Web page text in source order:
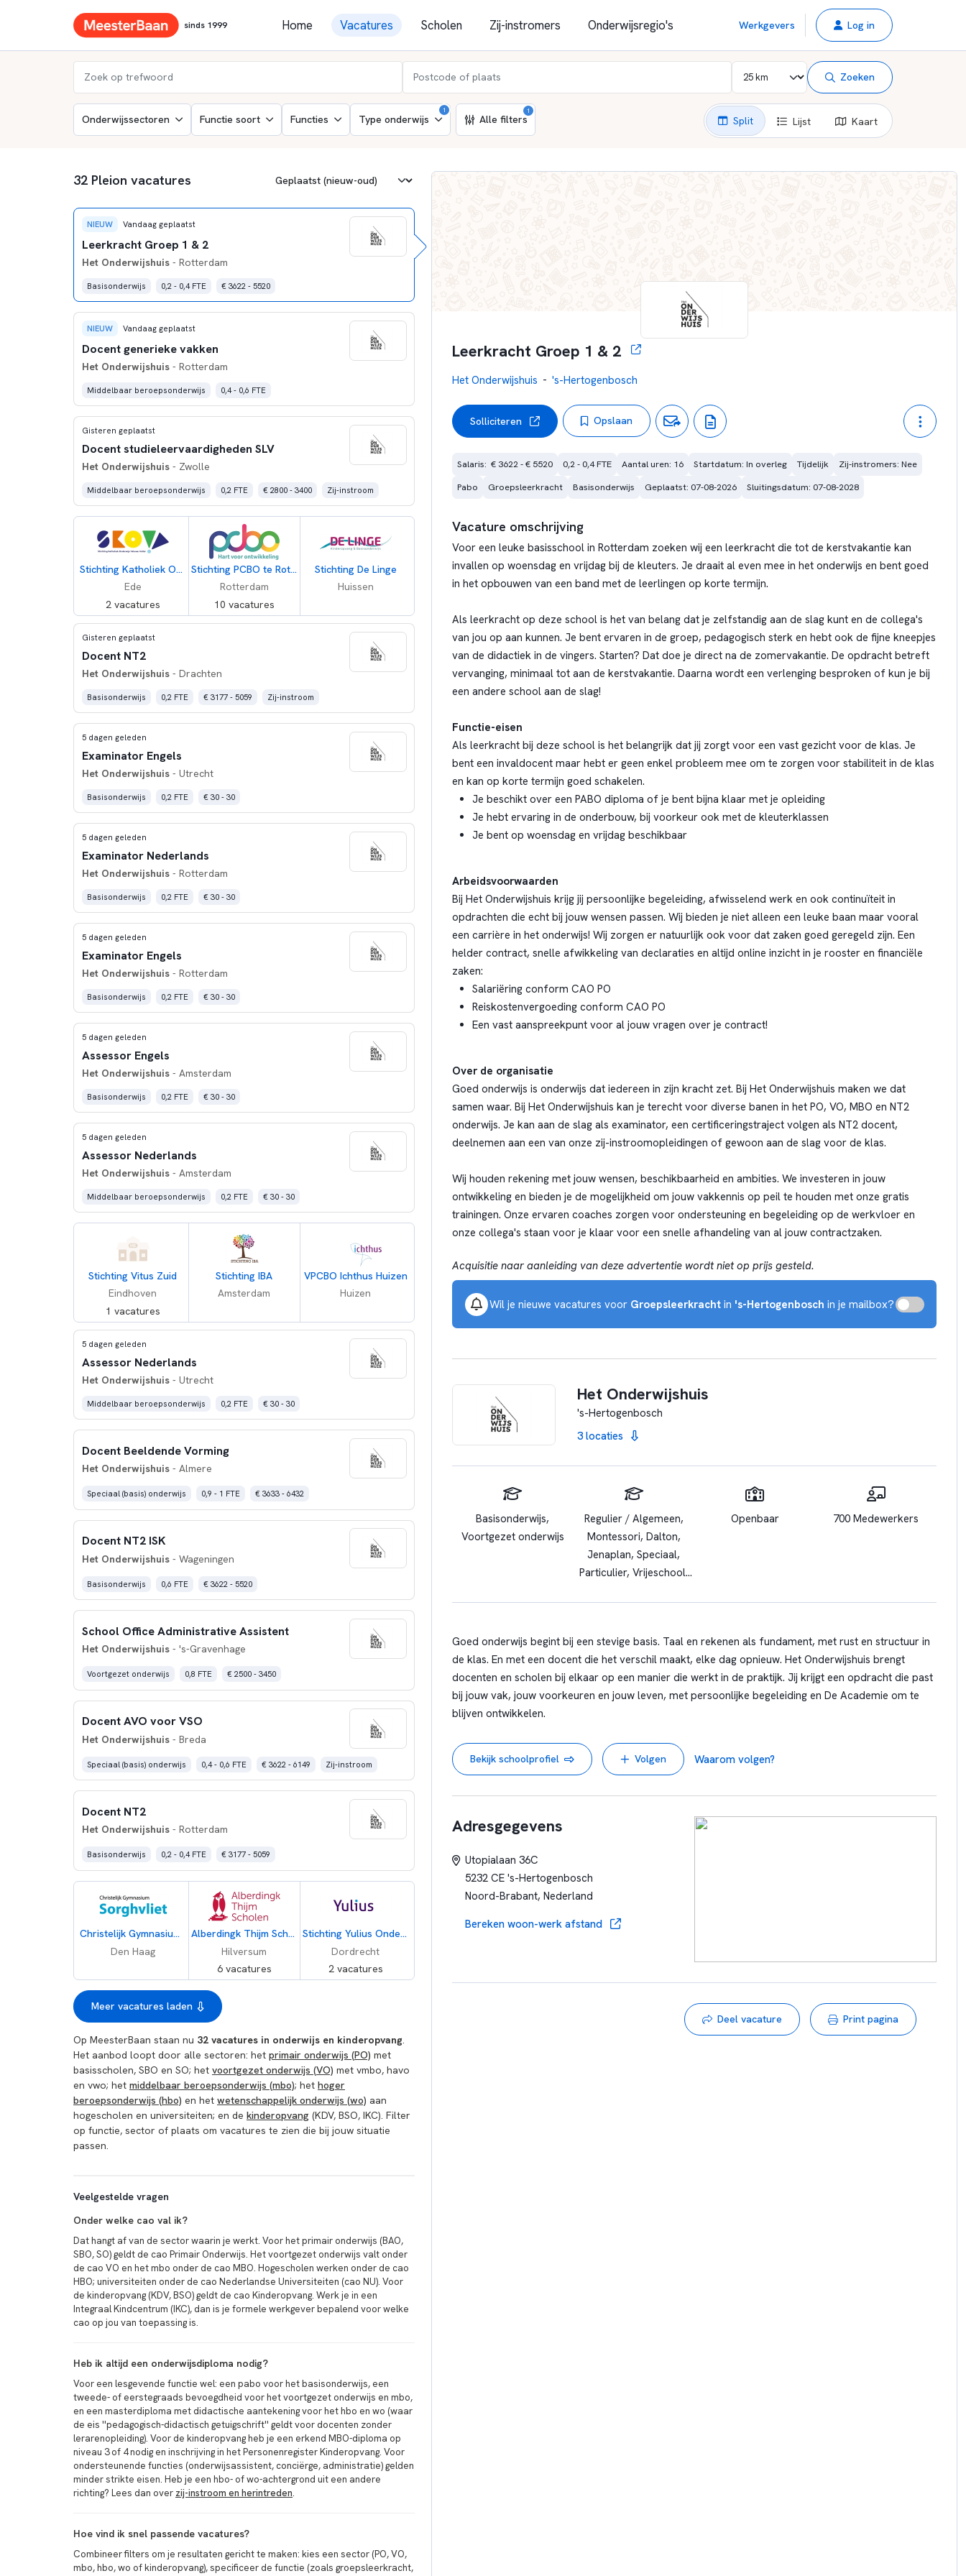
sinds 1999 Home Vacatures Scholen Zij-instromers Onderwijsregio's Werkgevers Log in
Zoeken
Onderwijssectoren Functie soort Functies Type onderwijs
1
Alle filters
1
Split Lijst Kaart
32 Pleion vacatures
NIEUW Vandaag geplaatst
Leerkracht Groep 1 & 2
Het Onderwijshuis- Rotterdam
Basisonderwijs 0,2 - 0,4 FTE € 3622 - 5520
NIEUW Vandaag geplaatst
Docent generieke vakken
Het Onderwijshuis- Rotterdam
Middelbaar beroepsonderwijs 0,4 - 0,6 FTE
Gisteren geplaatst
Docent studieleervaardigheden SLV
Het Onderwijshuis- Zwolle
Middelbaar beroepsonderwijs 0,2 FTE € 2800 - 3400 Zij-instroom
Stichting Katholiek Onderwijs Veluwe Vallei
Ede
2 vacatures
Stichting PCBO te Rotterdam-Zuid
Rotterdam
10 vacatures
Stichting De Linge
Huissen
Gisteren geplaatst
Docent NT2
Het Onderwijshuis- Drachten
Basisonderwijs 0,2 FTE € 3177 - 5059 Zij-instroom
5 dagen geleden
Examinator Engels
Het Onderwijshuis- Utrecht
Basisonderwijs 0,2 FTE € 30 - 30
5 dagen geleden
Examinator Nederlands
Het Onderwijshuis- Rotterdam
Basisonderwijs 0,2 FTE € 30 - 30
5 dagen geleden
Examinator Engels
Het Onderwijshuis- Rotterdam
Basisonderwijs 0,2 FTE € 30 - 30
5 dagen geleden
Assessor Engels
Het Onderwijshuis- Amsterdam
Basisonderwijs 0,2 FTE € 30 - 30
5 dagen geleden
Assessor Nederlands
Het Onderwijshuis- Amsterdam
Middelbaar beroepsonderwijs 0,2 FTE € 30 - 30
Stichting Vitus Zuid
Eindhoven
1 vacatures
Stichting IBA
Amsterdam
VPCBO Ichthus Huizen
Huizen
5 dagen geleden
Assessor Nederlands
Het Onderwijshuis- Utrecht
Middelbaar beroepsonderwijs 0,2 FTE € 30 - 30
Docent Beeldende Vorming
Het Onderwijshuis- Almere
Speciaal (basis) onderwijs 0,9 - 1 FTE € 3633 - 6432
Docent NT2 ISK
Het Onderwijshuis- Wageningen
Basisonderwijs 0,6 FTE € 3622 - 5520
School Office Administrative Assistent
Het Onderwijshuis- 's-Gravenhage
Voortgezet onderwijs 0,8 FTE € 2500 - 3450
Docent AVO voor VSO
Het Onderwijshuis- Breda
Speciaal (basis) onderwijs 0,4 - 0,6 FTE € 3622 - 6149 Zij-instroom
Docent NT2
Het Onderwijshuis- Rotterdam
Basisonderwijs 0,2 - 0,4 FTE € 3177 - 5059
Christelijk Gymnasium Sorghvliet
Den Haag
Alberdingk Thijm Scholen
Hilversum
6 vacatures
Stichting Yulius Onderwijs
Dordrecht
2 vacatures
Meer vacatures laden
Op MeesterBaan staan nu 32 vacatures in onderwijs en kinderopvang.
Het aanbod loopt door alle sectoren: het primair onderwijs (PO) met
basisscholen, SBO en SO; het voortgezet onderwijs (VO) met vmbo, havo
en vwo; het middelbaar beroepsonderwijs (mbo); het hoger
beroepsonderwijs (hbo) en het wetenschappelijk onderwijs (wo) aan
hogescholen en universiteiten; en de kinderopvang (KDV, BSO, IKC). Filter
op functie, sector of plaats om vacatures te zien die bij jouw situatie
passen.
Veelgestelde vragen
Onder welke cao val ik?
Dat hangt af van de sector waarin je werkt. Voor het primair onderwijs (BAO,
SBO, SO) geldt de cao Primair Onderwijs. Het voortgezet onderwijs valt onder
de cao VO en het mbo onder de cao MBO. Hogescholen werken onder de cao
HBO; universiteiten onder de cao Nederlandse Universiteiten (cao NU). Voor
de kinderopvang (KDV, BSO) geldt de cao Kinderopvang. Werk je in een
Integraal Kindcentrum (IKC), dan is je formele werkgever bepalend voor welke
cao op jou van toepassing is.
Heb ik altijd een onderwijsdiploma nodig?
Voor een lesgevende functie wel: een pabo voor het basisonderwijs, een
tweede- of eerstegraads bevoegdheid voor het voortgezet onderwijs en mbo,
en een masterdiploma met didactische aantekening voor het hbo en wo (waar
de eis ''pedagogisch-didactisch getuigschrift'' geldt voor docenten zonder
lerarenopleiding). Voor de kinderopvang heb je een erkend MBO-diploma op
niveau 3 of 4 nodig en inschrijving in het Personenregister Kinderopvang. Voor
ondersteunende functies (onderwijsassistent, conciërge, administratie) gelden
minder strikte eisen. Heb je een hbo- of wo-achtergrond uit een andere
richting? Lees dan over zij-instroom en herintreden.
Hoe vind ik snel passende vacatures?
Combineer filters om je resultaten gericht te maken: kies een sector (PO, VO,
mbo, hbo, wo of kinderopvang), specificeer de functie (zoals groepsleerkracht,
Leerkracht Groep 1 & 2
Het Onderwijshuis - 's-Hertogenbosch
Solliciteren Opslaan
Salaris:  € 3622 - € 5520 0,2 - 0,4 FTE Aantal uren: 16 Startdatum: In overleg Tijdelijk
Zij-instromers: Nee
Pabo
Groepsleerkracht Basisonderwijs Geplaatst: 07-08-2026 Sluitingsdatum: 07-08-2028
Vacature omschrijving
Voor een leuke basisschool in Rotterdam zoeken wij een leerkracht die tot de kerstvakantie kan
invallen op woensdag en vrijdag bij de kleuters. Je draait al even mee in het onderwijs en bent goed
in het opbouwen van een band met de leerlingen op korte termijn.
Als leerkracht op deze school is het van belang dat je zelfstandig aan de slag kunt en de collega's
van jou op aan kunnen. Je bent ervaren in de groep, pedagogisch sterk en hebt ook de fijne kneepjes
van de didactiek in de vingers. Starten? Dat doe je direct na de zomervakantie. De opdracht betreft
vervanging, minimaal tot aan de kerstvakantie. Daarna wordt een verlenging besproken of kun je bij
een andere school aan de slag!
Functie-eisen
Als leerkracht bij deze school is het belangrijk dat jij zorgt voor een vast gezicht voor de klas. Je
bent een invaldocent maar hebt er geen enkel probleem mee om te zorgen voor stabiliteit in de klas
en kan op korte termijn goed schakelen.
Je beschikt over een PABO diploma of je bent bijna klaar met je opleiding
Je hebt ervaring in de onderbouw, bij voorkeur ook met de kleuterklassen
Je bent op woensdag en vrijdag beschikbaar
Arbeidsvoorwaarden
Bij Het Onderwijshuis krijg jij persoonlijke begeleiding, afwisselend werk en ook continuïteit in
opdrachten die echt bij jouw wensen passen. Wij bieden je niet alleen een leuke baan maar vooral
een carrière in het onderwijs! Wij zorgen er natuurlijk ook voor dat zaken goed geregeld zijn. Een
helder contract, snelle afwikkeling van declaraties en altijd online inzicht in je rooster en financiële
zaken:
Salariëring conform CAO PO
Reiskostenvergoeding conform CAO PO
Een vast aanspreekpunt voor al jouw vragen over je contract!
Over de organisatie
Goed onderwijs is onderwijs dat iedereen in zijn kracht zet. Bij Het Onderwijshuis maken we dat
samen waar. Bij Het Onderwijshuis kan je terecht voor diverse banen in het PO, VO, MBO en NT2
onderwijs. Je kan aan de slag als examinator, een certificeringstraject volgen als NT2 docent,
deelnemen aan een van onze zij-instroomopleidingen of gewoon aan de slag voor de klas.
Wij houden rekening met jouw wensen, beschikbaarheid en ambities. We investeren in jouw
ontwikkeling en bieden je de mogelijkheid om jouw vakkennis op peil te houden met onze gratis
trainingen. Onze ervaren coaches zorgen voor ondersteuning en begeleiding op de werkvloer en
onze collega's staan voor je klaar voor een snelle afhandeling van al jouw contractzaken.
Acquisitie naar aanleiding van deze advertentie wordt niet op prijs gesteld.
Wil je nieuwe vacatures voor Groepsleerkrachtin 's-Hertogenbosch in je mailbox?
Het Onderwijshuis
's-Hertogenbosch
3 locaties
Basisonderwijs,
Voortgezet onderwijs
Regulier / Algemeen,
Montessori, Dalton,
Jenaplan, Speciaal,
Particulier, Vrijeschool,
Pleion, Nieuw / natuurlijk
/ conceptueel leren,
Gepersonaliseerd leren,
IPC, Jeelo,
Openbaar 700 Medewerkers
Goed onderwijs begint bij een stevige basis. Taal en rekenen als fundament, met rust en structuur in
de klas. En met een docent die het verschil maakt, elke dag opnieuw. Het Onderwijshuis brengt
docenten en scholen bij elkaar op een manier die werkt in de praktijk. Jij krijgt een opdracht die past
bij jouw vak, jouw voorkeuren en jouw leven, met persoonlijke begeleiding en De Academie om te
blijven ontwikkelen.
Bekijk schoolprofiel Volgen Waarom volgen?
Adresgegevens
Utopialaan 36C
5232 CE 's-Hertogenbosch
Noord-Brabant, Nederland
Bereken woon-werk afstand
Deel vacature Print pagina